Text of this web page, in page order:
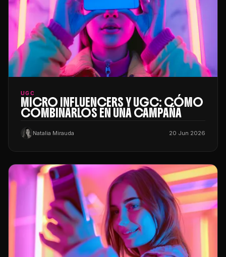
UGC
MICRO INFLUENCERS Y UGC: CÓMO
COMBINARLOS EN UNA CAMPAÑA
Natalia Mirauda 20 Jun 2026